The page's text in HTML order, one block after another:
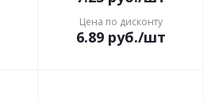
Цена по дисконту
6.89руб./шт